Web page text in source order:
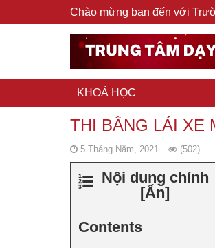
Chào mừng bạn đến với
KHOÁ HỌC
THI BẰNG LÁI XE
5 Tháng Năm, 2021 (502)
Nội dung chính
[Ẩn]
Contents